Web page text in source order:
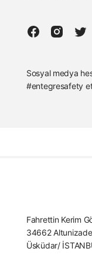
Sosyal medya
#entegresafety
Fahrettin Kerim
34662
Üsküdar/